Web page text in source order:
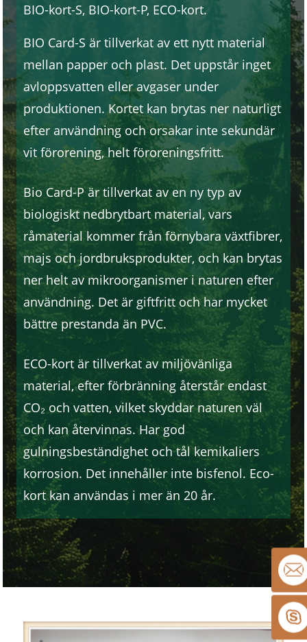
BIO-kort-S, BIO-kort-P, ECO-kort.
BIO Card-S är tillverkat av ett nytt material
mellan papper och plast. Det uppstår inget
avloppsvatten eller avgaser under
produktionen. Kortet kan brytas ner naturligt
efter användning och orsakar inte sekundär
vit förorening, helt föroreningsfritt.
Bio Card-P är tillverkat av en ny typ av
biologiskt nedbrytbart material, vars
råmaterial kommer från förnybara växtfibrer,
majs och jordbruksprodukter, och kan brytas
ner helt av mikroorganismer i naturen efter
användning. Det är giftfritt och har mycket
bättre prestanda än PVC.
ECO-kort är tillverkat av miljövänliga
material, efter förbränning återstår endast
CO₂ och vatten, vilket skyddar naturen väl
och kan återvinnas. Har god
gulningsbeständighet och tål kemikaliers
korrosion. Det innehåller inte bisfenol. Eco-
kort kan användas i mer än 20 år.